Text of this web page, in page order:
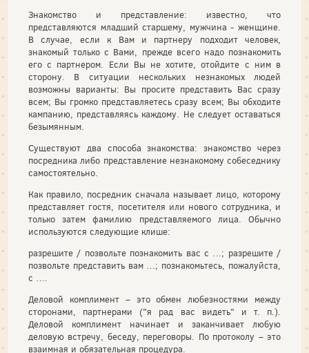
Знакомство и представление: известно, что
представляются младший старшему, мужчина - женщине.
В случае, если к Вам и партнеру подходит человек,
знакомый только с Вами, прежде всего надо познакомить
его с партнером. Если Вы не хотите, отойдите с ним в
сторону. В ситуации нескольких незнакомых людей
возможны варианты: Вы просите представить Вас сразу
всем; Вы громко представляетесь сразу всем; Вы обходите
кампанию, представляясь каждому. Не следует оставаться
безымянным.
Существуют два способа знакомства: знакомство через
посредника либо представление незнакомому собеседнику
самостоятельно.
Как правило, посредник сначала называет лицо, которому
представляет гостя, посетителя или нового сотрудника, и
только затем фамилию представляемого лица. Обычно
используются следующие клише:
разрешите / позвольте познакомить вас с …; разрешите /
позвольте представить вам …; познакомьтесь, пожалуйста,
с ….
Деловой комплимент – это обмен любезностями между
сторонами, партнерами ("я рад вас видеть" и т. п.).
Деловой комплимент начинает и заканчивает любую
деловую встречу, беседу, переговоры. По протоколу – это
взаимная и обязательная процедура.